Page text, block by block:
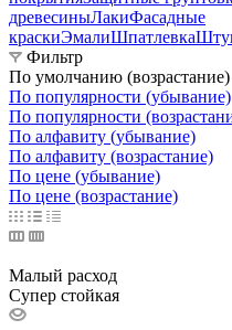
древесиныЛакиФасадные
краскиЭмалиШпатлевка
Фильтр
По умолчанию (возрастание)
По популярности (убывание)
По популярности
По алфавиту (убывание)
По алфавиту (возрастание)
По цене (убывание)
По цене (возрастание)
Малый расход
Супер стойкая